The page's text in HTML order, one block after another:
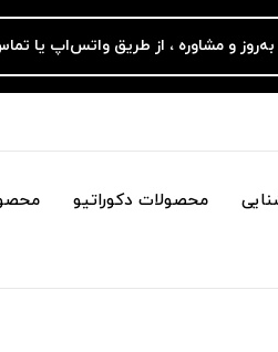
و مشاوره ، از طریق واتس‌اپ یا
محصولات دکوراتیو